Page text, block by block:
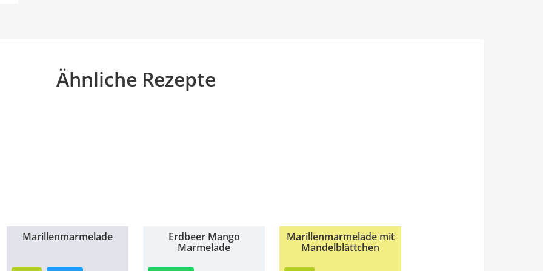
Ähnliche Rezepte
1h
Marillenmarmelade
Erdbeer Mango
Marmelade
25min
Marillenmarmelade mit
Mandelblättchen